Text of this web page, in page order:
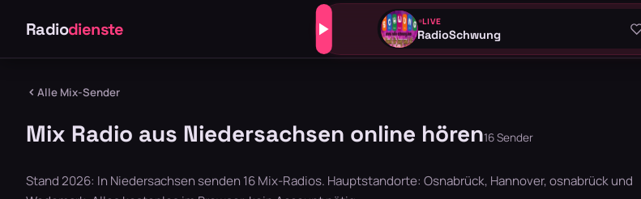
Radiodienste LIVE
RadioSchwung
Alle Mix-Sender
Mix Radio aus Niedersachsen online hören16 Sender
Stand 2026: In Niedersachsen senden 16 Mix-Radios. Hauptstandorte: Osnabrück, Hannover, osnabrück und